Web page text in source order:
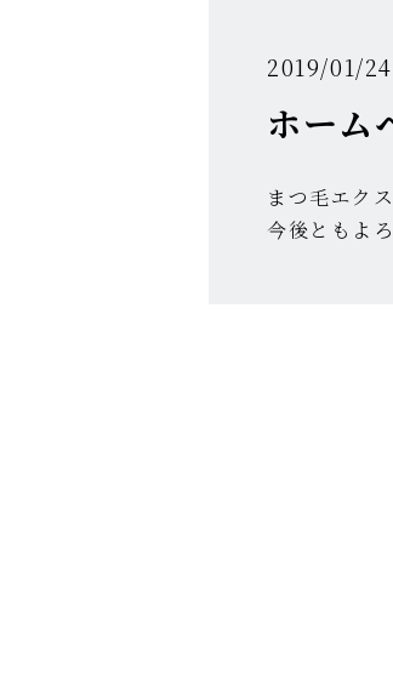
2019/01/24
ホーム
まつ毛エク
今後ともよ